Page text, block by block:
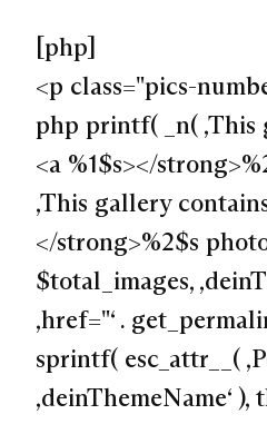
[php]
<p class="pics-
php printf( _n(
<a %1$s></
‚This gallery
</strong>%2$s
$total_images,
‚href="‘ .
sprintf( esc_attr__(
‚deinThemeName‘